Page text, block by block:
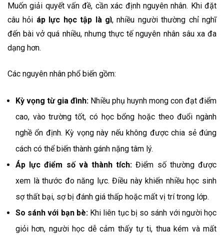
Muốn giải quyết vấn đề, cần xác định nguyên nhân. Khi đặt
câu hỏi áp lực học tập là gì, nhiều người thường chỉ nghĩ
đến bài vở quá nhiều, nhưng thực tế nguyên nhân sâu xa đa
dạng hơn.
Các nguyên nhân phổ biến gồm:
Kỳ vọng từ gia đình: Nhiều phụ huynh mong con đạt điểm
cao, vào trường tốt, có học bổng hoặc theo đuổi ngành
nghề ổn định. Kỳ vọng này nếu không được chia sẻ đúng
cách có thể biến thành gánh nặng tâm lý.
Áp lực điểm số và thành tích: Điểm số thường được
xem là thước đo năng lực. Điều này khiến nhiều học sinh
sợ thất bại, sợ bị đánh giá thấp hoặc mất vị trí trong lớp.
So sánh với bạn bè: Khi liên tục bị so sánh với người học
giỏi hơn, người học dễ cảm thấy tự ti, thua kém và mất